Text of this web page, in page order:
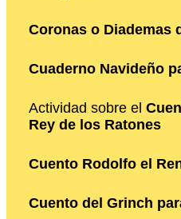
Coronas o Diademas
Cuaderno Navideño
Actividad sobre el
Rey de los Ratones
Cuento Rodolfo el
Cuento del Grinch